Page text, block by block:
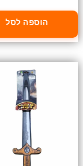
הוספה לסל